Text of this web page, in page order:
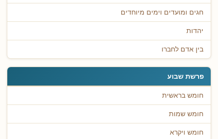
חגים ומועדים וימים מיוחדים
יהדות
בין אדם לחברו
פרשת שבוע
חומש בראשית
חומש שמות
חומש ויקרא